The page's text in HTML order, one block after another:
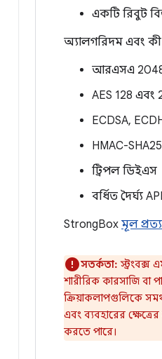
একটি রিবুট
অ্যালগরিদম এবং কী
আরএসএ
AES 128 এবং
ECDSA,
HMAC-
ট্রিপল ডিইএস
বর্ধিত দৈর্ঘ্য
StrongBox মূল
সতর্কতা: স্ট্রংবক্স
শারীরিক কারসাজি বা
ক্রিয়াকলাপগুলিকে
এবং ব্যবহারের
করতে পারে।